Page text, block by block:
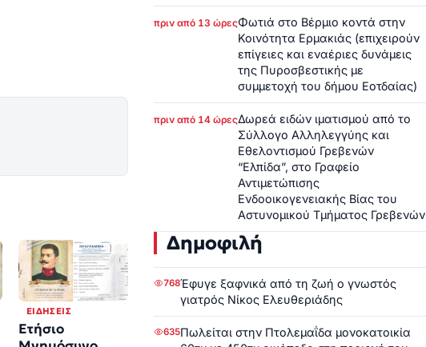
ΕΙΔΉΣΕΙΣ
Ετήσιο
πριν από 13 ώρεςΦωτιά στο Βέρμιο κοντά στην
Κοινότητα Ερμακιάς (επιχειρούν
επίγειες και εναέριες δυνάμεις
της Πυροσβεστικής με
συμμετοχή του δήμου Εοτδαίας)
πριν από 14 ώρεςΔωρεά ειδών ιματισμού από το
Σύλλογο Αλληλεγγύης και
Εθελοντισμού Γρεβενών
“Ελπίδα”, στο Γραφείο
Αντιμετώπισης
Ενδοοικογενειακής Βίας του
Αστυνομικού Τμήματος Γρεβενών
Δημοφιλή
768Έφυγε ξαφνικά από τη ζωή ο γνωστός
γιατρός Νίκος Ελευθεριάδης
635Πωλείται στην Πτολεμαΐδα μονοκατοικία